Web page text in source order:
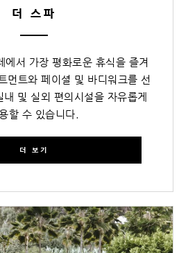
더 스파
에서 가장 평화로운 휴식을 즐겨
먼트와 페이셜 및 바디워크를 선
및 실외 편의시설을 자유롭게
할 수 있습니다.
더 보기